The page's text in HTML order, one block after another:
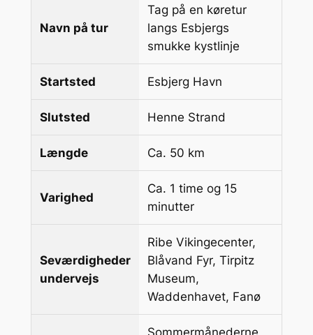
Navn på tur
Tag på en køretur
langs Esbjergs
smukke kystlinje
Startsted Esbjerg Havn
Slutsted Henne Strand
Længde Ca. 50 km
Varighed
Ca. 1 time og 15
minutter
Seværdigheder
undervejs
Ribe Vikingecenter,
Blåvand Fyr, Tirpitz
Museum,
Waddenhavet, Fanø
Sommermånederne